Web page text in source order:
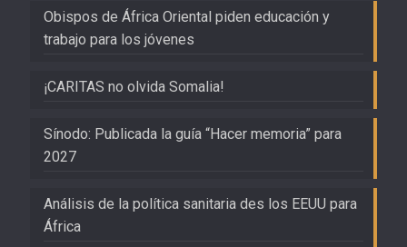
Obispos de África Oriental piden educación y
trabajo para los jóvenes
¡CARITAS no olvida Somalia!
Sínodo: Publicada la guía “Hacer memoria” para
2027
Análisis de la política sanitaria des los EEUU para
África